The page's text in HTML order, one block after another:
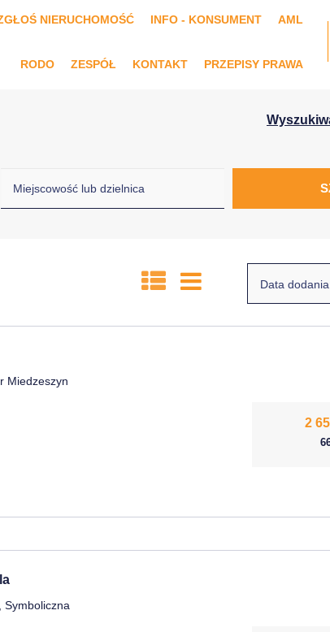
NIERUCHOMOŚĆ INFO - KONSUMENT AML
RODO ZESPÓŁ KONTAKT PRZEPISY PRAWA
Data
Miedzeszyn
2
Symboliczna